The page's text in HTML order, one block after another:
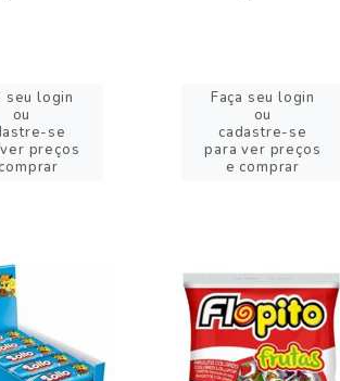
seu login
ou
se
preços
Faça seu login
ou
cadastre-se
para ver preços
e comprar